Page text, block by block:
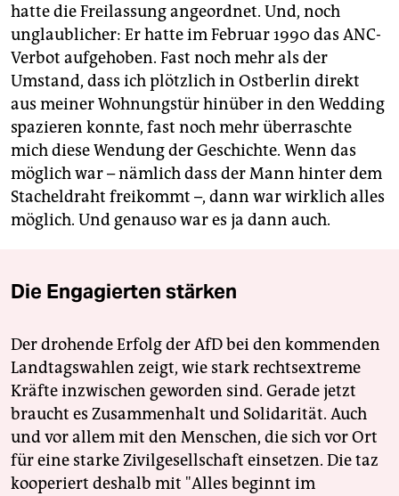
hatte die Freilassung angeordnet. Und, noch
unglaublicher: Er hatte im Februar 1990 das ANC-
Verbot aufgehoben. Fast noch mehr als der
Umstand, dass ich plötzlich in Ostberlin direkt
aus meiner Wohnungstür hinüber in den Wedding
spazieren konnte, fast noch mehr überraschte
mich diese Wendung der Geschichte. Wenn das
möglich war – nämlich dass der Mann hinter dem
Stacheldraht freikommt –, dann war wirklich alles
möglich. Und genauso war es ja dann auch.
Die Engagierten stärken
Der drohende Erfolg der AfD bei den kommenden
Landtagswahlen zeigt, wie stark rechtsextreme
Kräfte inzwischen geworden sind. Gerade jetzt
braucht es Zusammenhalt und Solidarität. Auch
und vor allem mit den Menschen, die sich vor Ort
für eine starke Zivilgesellschaft einsetzen. Die taz
kooperiert deshalb mit "Alles beginnt im